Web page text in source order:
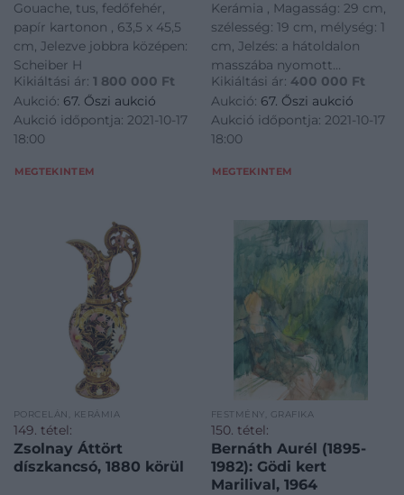
Gouache, tus, fedőfehér,
papír kartonon , 63,5 x 45,5
cm, Jelezve jobbra középen:
Scheiber H
Kikiáltási ár: 1 800 000 Ft
Aukció: 67. Őszi aukció
Aukció időpontja: 2021-10-17
18:00
MEGTEKINTEM
Kerámia , Magasság: 29 cm,
szélesség: 19 cm, mélység: 1
cm, Jelzés: a hátoldalon
masszába nyomott
ZSOLNAY. PÉCS.
márkajelzés és a tárgy
elején jobbra lent Apáti Abt
Sándor masszába nyomott
Kikiáltási ár: 400 000 Ft
Aukció: 67. Őszi aukció
Aukció időpontja: 2021-10-17
18:00
MEGTEKINTEM
PORCELÁN, KERÁMIA
149. tétel:
Zsolnay Áttört
díszkancsó, 1880 körül
FESTMÉNY, GRAFIKA
150. tétel:
Bernáth Aurél (1895-
1982): Gödi kert
Marilival, 1964